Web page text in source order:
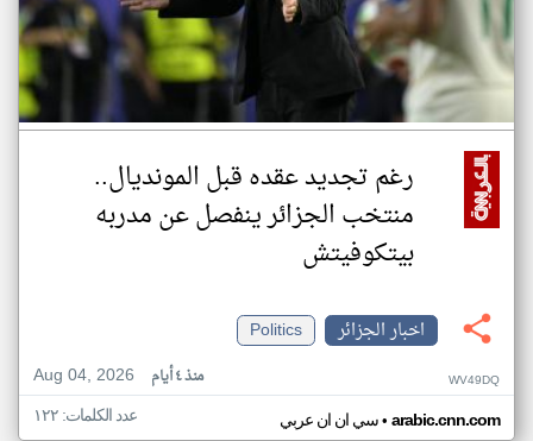
رغم تجديد عقده قبل المونديال..
منتخب الجزائر ينفصل عن مدربه
بيتكوفيتش
اخبار الجزائر
Politics
Aug 04, 2026
منذ ٤ أيام WV49DQ
سي ان ان عربي• arabic.cnn.com عدد الكلمات: ١٢٢